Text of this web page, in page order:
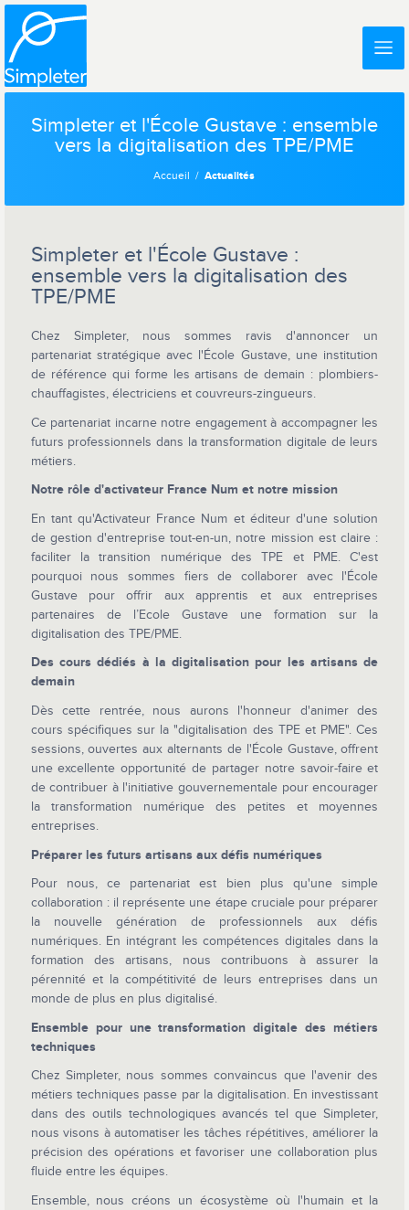
Simpleter et l'École Gustave : ensemble
vers la digitalisation des TPE/PME
Accueil Actualités
Simpleter et l'École Gustave :
ensemble vers la digitalisation des
TPE/PME
Chez Simpleter, nous sommes ravis d'annoncer un
partenariat stratégique avec l'École Gustave, une institution
de référence qui forme les artisans de demain : plombiers-
chauffagistes, électriciens et couvreurs-zingueurs.
Ce partenariat incarne notre engagement à accompagner les
futurs professionnels dans la transformation digitale de leurs
métiers.
Notre rôle d'activateur France Num et notre mission
En tant qu'Activateur France Num et éditeur d'une solution
de gestion d'entreprise tout-en-un, notre mission est claire :
faciliter la transition numérique des TPE et PME. C'est
pourquoi nous sommes fiers de collaborer avec l'École
Gustave pour offrir aux apprentis et aux entreprises
partenaires de l’Ecole Gustave une formation sur la
digitalisation des TPE/PME.
Des cours dédiés à la digitalisation pour les artisans de
demain
Dès cette rentrée, nous aurons l'honneur d'animer des
cours spécifiques sur la "digitalisation des TPE et PME". Ces
sessions, ouvertes aux alternants de l'École Gustave, offrent
une excellente opportunité de partager notre savoir-faire et
de contribuer à l'initiative gouvernementale pour encourager
la transformation numérique des petites et moyennes
entreprises.
Préparer les futurs artisans aux défis numériques
Pour nous, ce partenariat est bien plus qu'une simple
collaboration : il représente une étape cruciale pour préparer
la nouvelle génération de professionnels aux défis
numériques. En intégrant les compétences digitales dans la
formation des artisans, nous contribuons à assurer la
pérennité et la compétitivité de leurs entreprises dans un
monde de plus en plus digitalisé.
Ensemble pour une transformation digitale des métiers
techniques
Chez Simpleter, nous sommes convaincus que l'avenir des
métiers techniques passe par la digitalisation. En investissant
dans des outils technologiques avancés tel que Simpleter,
nous visons à automatiser les tâches répétitives, améliorer la
précision des opérations et favoriser une collaboration plus
fluide entre les équipes.
Ensemble, nous créons un écosystème où l'humain et la